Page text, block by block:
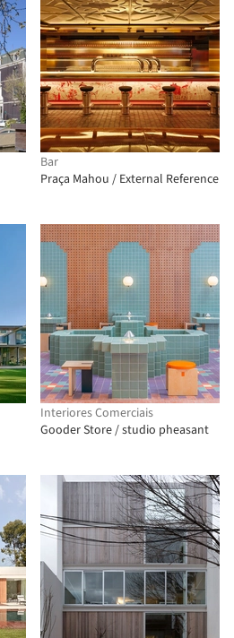
Bar
Praça Mahou / External Reference
Interiores Comerciais
Gooder Store / studio pheasant